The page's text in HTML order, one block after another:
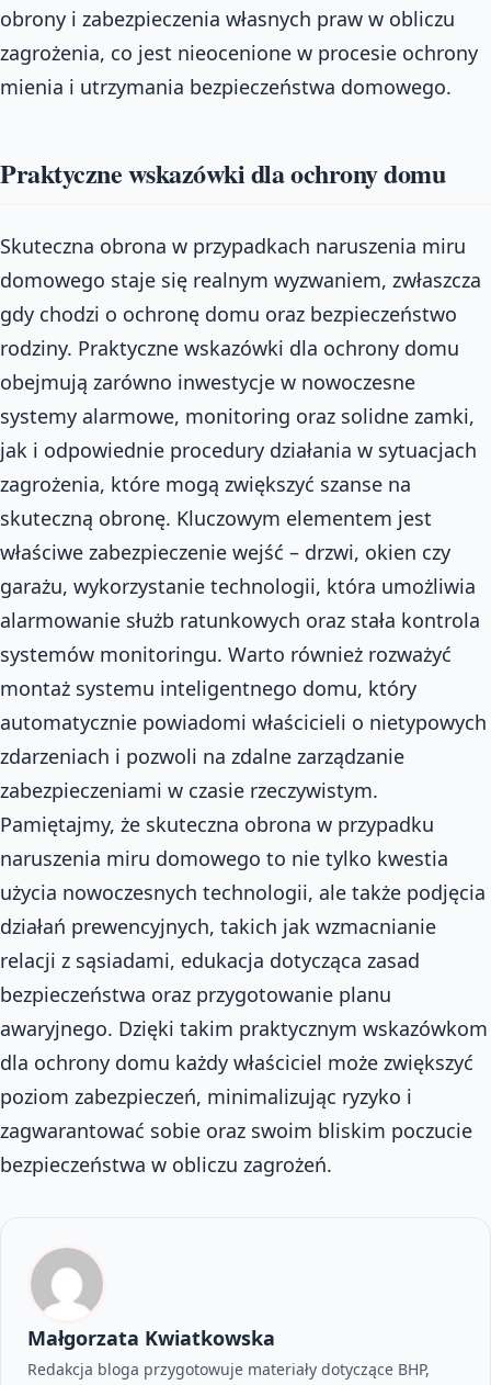
obrony i zabezpieczenia własnych praw w obliczu
zagrożenia, co jest nieocenione w procesie ochrony
mienia i utrzymania bezpieczeństwa domowego.
Praktyczne wskazówki dla ochrony domu
Skuteczna obrona w przypadkach naruszenia miru
domowego staje się realnym wyzwaniem, zwłaszcza
gdy chodzi o ochronę domu oraz bezpieczeństwo
rodziny. Praktyczne wskazówki dla ochrony domu
obejmują zarówno inwestycje w nowoczesne
systemy alarmowe, monitoring oraz solidne zamki,
jak i odpowiednie procedury działania w sytuacjach
zagrożenia, które mogą zwiększyć szanse na
skuteczną obronę. Kluczowym elementem jest
właściwe zabezpieczenie wejść – drzwi, okien czy
garażu, wykorzystanie technologii, która umożliwia
alarmowanie służb ratunkowych oraz stała kontrola
systemów monitoringu. Warto również rozważyć
montaż systemu inteligentnego domu, który
automatycznie powiadomi właścicieli o nietypowych
zdarzeniach i pozwoli na zdalne zarządzanie
zabezpieczeniami w czasie rzeczywistym.
Pamiętajmy, że skuteczna obrona w przypadku
naruszenia miru domowego to nie tylko kwestia
użycia nowoczesnych technologii, ale także podjęcia
działań prewencyjnych, takich jak wzmacnianie
relacji z sąsiadami, edukacja dotycząca zasad
bezpieczeństwa oraz przygotowanie planu
awaryjnego. Dzięki takim praktycznym wskazówkom
dla ochrony domu każdy właściciel może zwiększyć
poziom zabezpieczeń, minimalizując ryzyko i
zagwarantować sobie oraz swoim bliskim poczucie
bezpieczeństwa w obliczu zagrożeń.
Małgorzata Kwiatkowska
Redakcja bloga przygotowuje materiały dotyczące BHP,